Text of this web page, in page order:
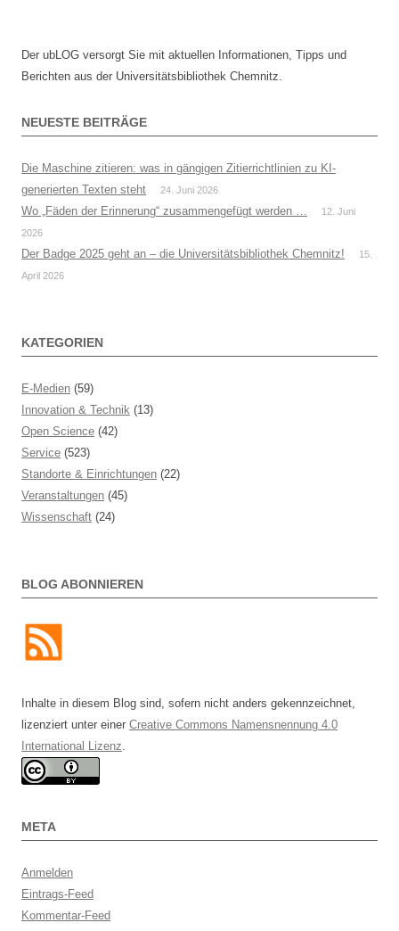
Der ubLOG versorgt Sie mit aktuellen Informationen, Tipps und
Berichten aus der Universitätsbibliothek Chemnitz.
NEUESTE BEITRÄGE
Die Maschine zitieren: was in gängigen Zitierrichtlinien zu KI-
generierten Texten steht
24. Juni 2026
Wo „Fäden der Erinnerung“ zusammengefügt werden …
12. Juni
2026
Der Badge 2025 geht an – die Universitätsbibliothek Chemnitz!
15.
April 2026
KATEGORIEN
E-Medien (59)
Innovation & Technik (13)
Open Science (42)
Service (523)
Standorte & Einrichtungen (22)
Veranstaltungen (45)
Wissenschaft (24)
BLOG ABONNIEREN
Inhalte in diesem Blog sind, sofern nicht anders gekennzeichnet,
lizenziert unter einer Creative Commons Namensnennung 4.0
International Lizenz
META
Anmelden
Eintrags-Feed
Kommentar-Feed